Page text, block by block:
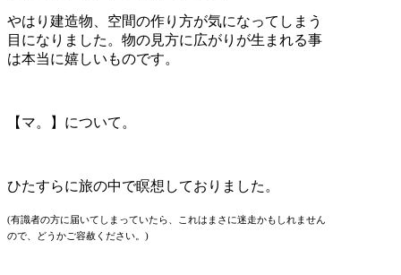
やはり建造物、空間の作り方が気になってしまう
目になりました。物の見方に広がりが生まれる事
は本当に嬉しいものです。
【マ。】について。
ひたすらに旅の中で瞑想しておりました。
(有識者の方に届いてしまっていたら、これはまさに迷走かもしれません
ので、どうかご容赦ください。)